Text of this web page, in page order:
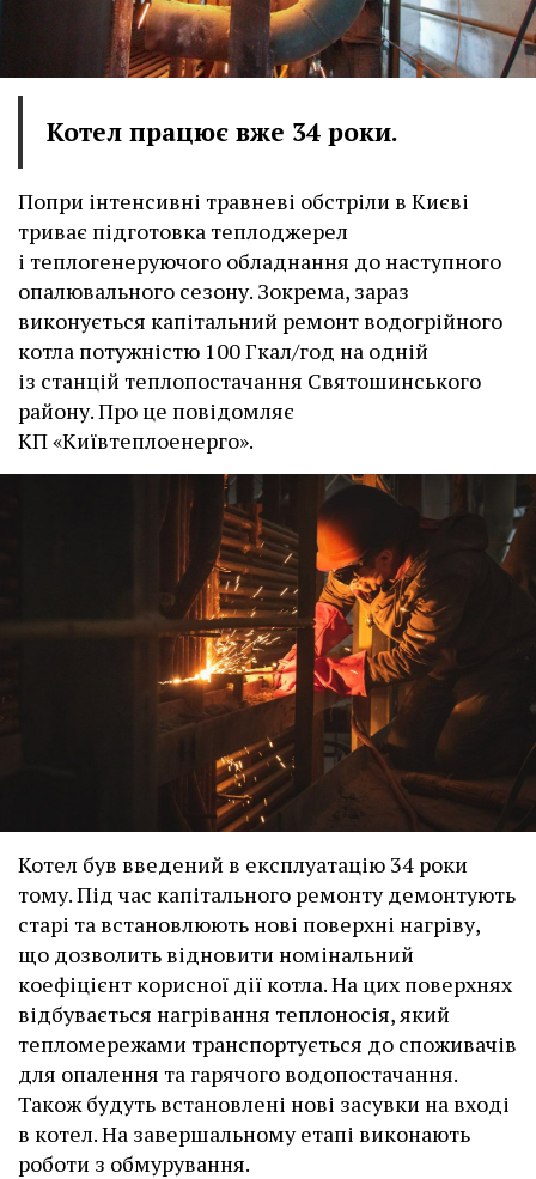
Котел працює вже 34 роки.
Попри інтенсивні травневі обстріли в Києві
триває підготовка теплоджерел
і теплогенеруючого обладнання до наступного
опалювального сезону. Зокрема, зараз
виконується капітальний ремонт водогрійного
котла потужністю 100 Гкал/год на одній
із станцій теплопостачання Святошинського
району. Про це повідомляє
КП «Київтеплоенерго».
Котел був введений в експлуатацію 34 роки
тому. Під час капітального ремонту демонтують
старі та встановлюють нові поверхні нагріву,
що дозволить відновити номінальний
коефіцієнт корисної дії котла. На цих поверхнях
відбувається нагрівання теплоносія, який
тепломережами транспортується до споживачів
для опалення та гарячого водопостачання.
Також будуть встановлені нові засувки на вході
в котел. На завершальному етапі виконають
роботи з обмурування.